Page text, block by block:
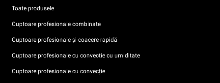
Toate produsele
Cuptoare profesionale combinate
Cuptoare profesionale și coacere rapidă
Cuptoare profesionale cu convectie cu umiditate
Cuptoare profesionale cu convecție